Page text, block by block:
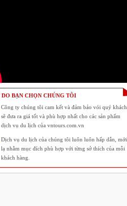
DO BẠN CHỌN CHÚNG TÔI
Công ty chúng tôi cam kết và đảm bảo vói quý khách
sẽ đưa ra giá tốt và phù hợp nhất cho các sản phẩm
dịch vụ du lịch của vntours.com.vn
Dịch vụ du lịch của chúng tôi luôn luôn hấp dẫn, mới
lạ nhằm mục đích phù hợp với từng sở thích của mỗi
khách hàng.